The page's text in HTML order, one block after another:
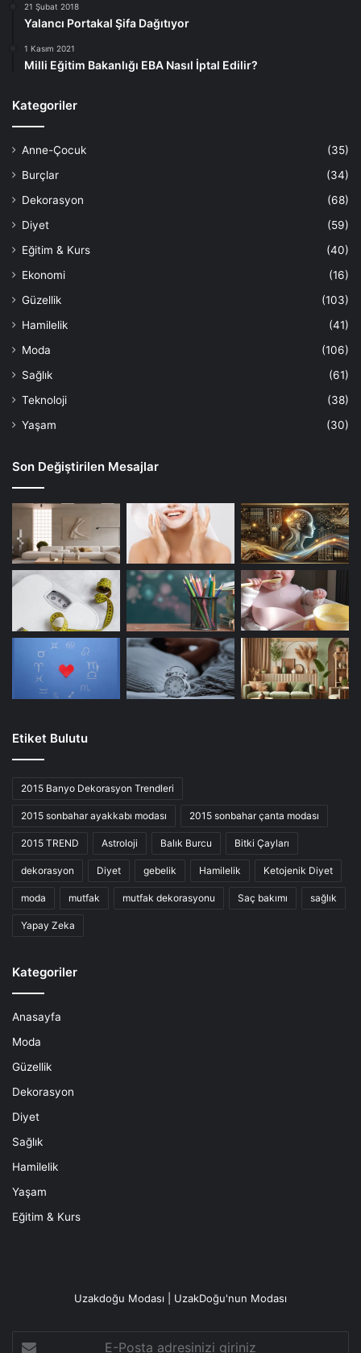
21 Şubat 2018
Yalancı Portakal Şifa Dağıtıyor
1 Kasım 2021
Milli Eğitim Bakanlığı EBA Nasıl İptal Edilir?
Kategoriler
Anne-Çocuk
(35)
Burçlar
(34)
Dekorasyon
(68)
Diyet
(59)
Eğitim & Kurs
(40)
Ekonomi
(16)
Güzellik
(103)
Hamilelik
(41)
Moda
(106)
Sağlık
(61)
Teknoloji
(38)
Yaşam
(30)
Son Değiştirilen Mesajlar
Etiket Bulutu
2015 Banyo Dekorasyon Trendleri
2015 sonbahar ayakkabı modası 2015 sonbahar çanta modası
2015 TREND Astroloji Balık Burcu Bitki Çayları
dekorasyon Diyet gebelik Hamilelik Ketojenik Diyet
moda mutfak mutfak dekorasyonu Saç bakımı sağlık
Yapay Zeka
Kategoriler
Anasayfa
Moda
Güzellik
Dekorasyon
Diyet
Sağlık
Hamilelik
Yaşam
Eğitim & Kurs
Uzakdoğu Modası | UzakDoğu'nun Modası